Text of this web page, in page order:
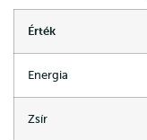
Érték
Energia
Zsír